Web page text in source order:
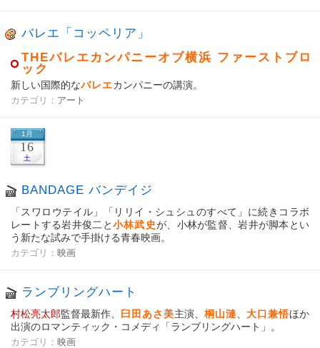
バレエ「コッペリア」
THEバレエカンパニーオブ横浜 ファーストブロ
ック
新しい国際的なバレエカンパニーの講演。
カテゴリ： アート
1月
16
土
BANDAGE バンデイジ
「スワロウテイル」「リリイ・シュシュのすべて」に続きコラボ
レートする岩井俊二と小林武史が、小林が監督、岩井が脚本とい
う新たな試みで手掛ける青春映画。
カテゴリ： 映画
ランブリングハート
村松亮太郎監督最新作、 臼田あさ美主演、 桐山漣 大口兼悟ほか
出演のロマンティック・コメディ「ランブリングハート」。
カテゴリ： 映画